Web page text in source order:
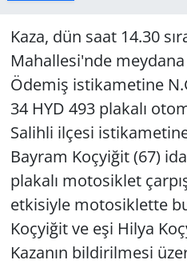
Kaza, dün saat 14.30
Mahallesi'nde
Ödemiş istikametine
34 HYD 493 plakalı
Salihli ilçesi
Bayram Koçyiğit (67)
plakalı motosiklet
etkisiyle motosiklette
Koçyiğit ve eşi Hilya
Kazanın bildirilmesi